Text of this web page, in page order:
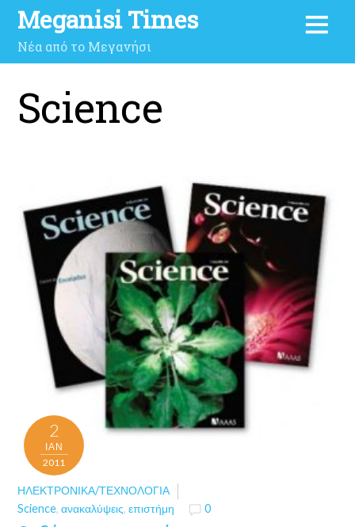
Meganisi Times
Νέα από το Μεγανήσι
Science
2
ΙΑΝ
2011
ΗΛΕΚΤΡΟΝΙΚΆ/ΤΕΧΝΟΛΟΓΊΑ
Science,ανακαλύψεις,επιστήμη 0